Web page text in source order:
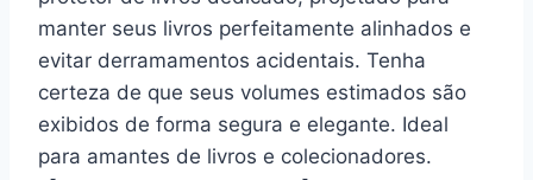
manter seus livros perfeitamente alinhados e
evitar derramamentos acidentais. Tenha
certeza de que seus volumes estimados são
exibidos de forma segura e elegante. Ideal
para amantes de livros e colecionadores.